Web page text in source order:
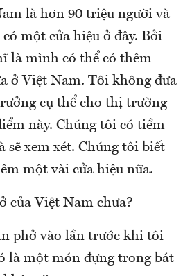
là hơn 90 triệu người và
một cửa hiệu ở đây. Bởi
là mình có thể có thêm
ở Việt Nam. Tôi không đưa
cụ thể cho thị trường
này. Chúng tôi có tiềm
sẽ xem xét. Chúng tôi biết
một vài cửa hiệu nữa.
của Việt Nam chưa?
phở vào lần trước khi tôi
là một món đựng trong bát